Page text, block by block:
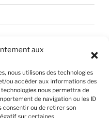
aux
nous utilisons des technologies
ou accéder aux informations des
nous permettra de
de navigation ou les ID
consentir ou de retirer son
sur certaines